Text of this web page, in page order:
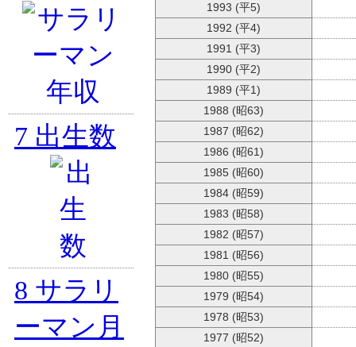
1993 (平5)
1992 (平4)
1991 (平3)
1990 (平2)
1989 (平1)
1988 (昭63)
1987 (昭62)
1986 (昭61)
1985 (昭60)
1984 (昭59)
1983 (昭58)
1982 (昭57)
1981 (昭56)
1980 (昭55)
1979 (昭54)
1978 (昭53)
1977 (昭52)
7 出生数
8 サラリ
ーマン月